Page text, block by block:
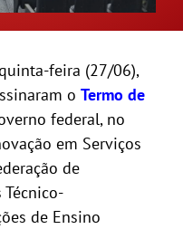
feira (27/06),
o Termo de
federal, no
em Serviços
de
de Ensino